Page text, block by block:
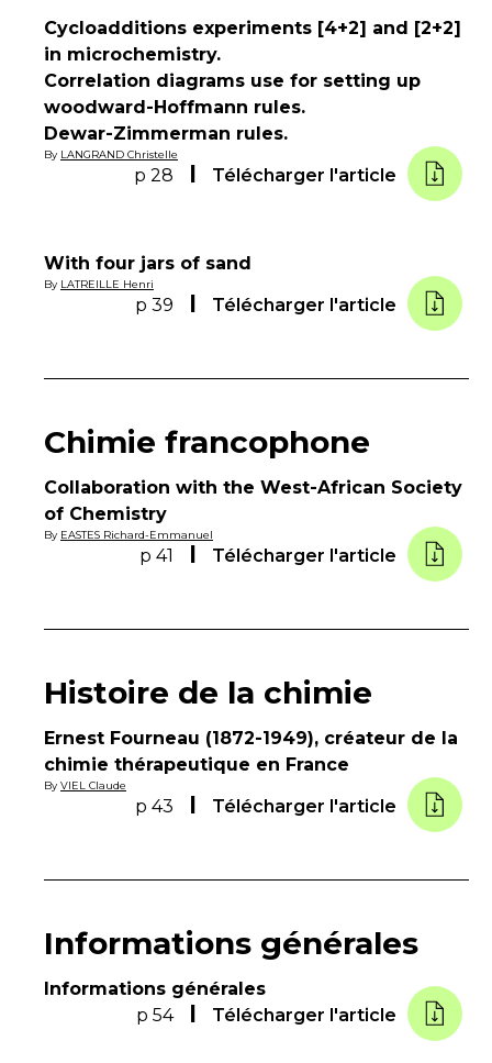
Cycloadditions experiments [4+2] and [2+2]
in microchemistry.
Correlation diagrams use for setting up
woodward-Hoffmann rules.
Dewar-Zimmerman rules.
By LANGRAND Christelle
p 28 Télécharger l'article
With four jars of sand
By LATREILLE Henri
p 39 Télécharger l'article
Chimie francophone
Collaboration with the West-African Society
of Chemistry
By EASTES Richard-Emmanuel
p 41 Télécharger l'article
Histoire de la chimie
Ernest Fourneau (1872-1949), créateur de la
chimie thérapeutique en France
By VIEL Claude
p 43 Télécharger l'article
Informations générales
Informations générales
p 54
Télécharger l'article